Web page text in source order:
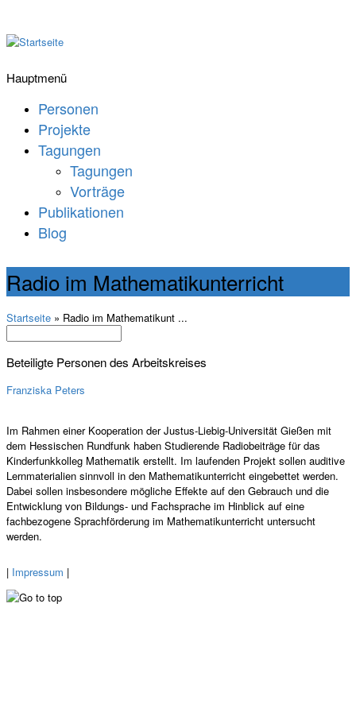
Hauptmenü
Personen
Projekte
Tagungen
Tagungen
Vorträge
Publikationen
Blog
Radio im Mathematikunterricht
Startseite » Radio im Mathematikunt ...
Beteiligte Personen des Arbeitskreises
Franziska Peters
Im Rahmen einer Kooperation der Justus-Liebig-Universität Gießen mit
dem Hessischen Rundfunk haben Studierende Radiobeiträge für das
Kinderfunkkolleg Mathematik erstellt. Im laufenden Projekt sollen auditive
Lernmaterialien sinnvoll in den Mathematikunterricht eingebettet werden.
Dabei sollen insbesondere mögliche Effekte auf den Gebrauch und die
Entwicklung von Bildungs- und Fachsprache im Hinblick auf eine
fachbezogene Sprachförderung im Mathematikunterricht untersucht
werden.
| Impressum |